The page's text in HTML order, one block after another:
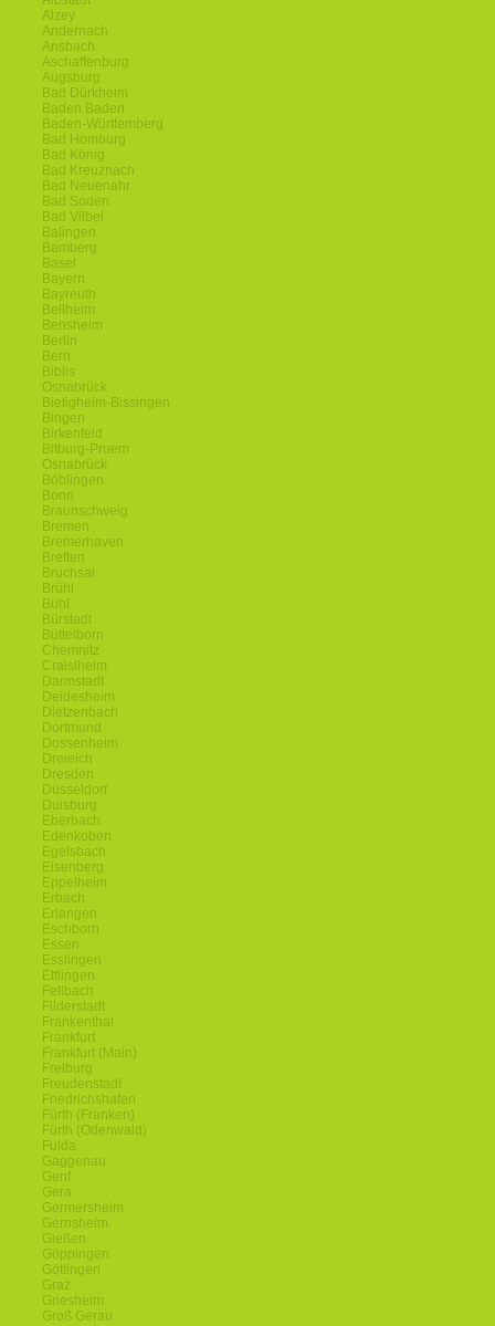
Alzey
Andernach
Ansbach
Aschaffenburg
Augsburg
Bad Dürkheim
Baden Baden
Baden-Württemberg
Bad Homburg
Bad König
Bad Kreuznach
Bad Neuenahr
Bad Soden
Bad Vilbel
Balingen
Bamberg
Basel
Bayern
Bayreuth
Bellheim
Bensheim
Berlin
Bern
Biblis
Osnabrück
Bietigheim-Bissingen
Bingen
Birkenfeld
Bitburg-Pruem
Osnabrück
Böblingen
Bonn
Braunschweig
Bremen
Bremerhaven
Bretten
Bruchsal
Brühl
Bühl
Bürstadt
Büttelborn
Chemnitz
Craislheim
Darmstadt
Deidesheim
Dietzenbach
Dortmund
Dossenheim
Dreieich
Dresden
Düsseldorf
Duisburg
Eberbach
Edenkoben
Egelsbach
Eisenberg
Eppelheim
Erbach
Erlangen
Eschborn
Essen
Esslingen
Ettlingen
Fellbach
Filderstadt
Frankenthal
Frankfurt
Frankfurt (Main)
Freiburg
Freudenstadt
Friedrichshafen
Fürth (Franken)
Fürth (Odenwald)
Fulda
Gaggenau
Genf
Gera
Germersheim
Gernsheim
Gießen
Göppingen
Göttingen
Graz
Griesheim
Groß Gerau